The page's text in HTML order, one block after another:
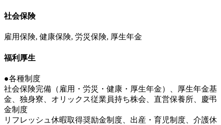
社会保険
雇用保険, 健康保険, 労災保険, 厚生年金
福利厚生
●各種制度
社会保険完備（雇用・労災・健康・厚生年金）、厚生年金基
金、独身寮、オリックス従業員持ち株会、直営保養所、慶弔
金制度
リフレッシュ休暇取得奨励金制度、出産・育児制度、介護休